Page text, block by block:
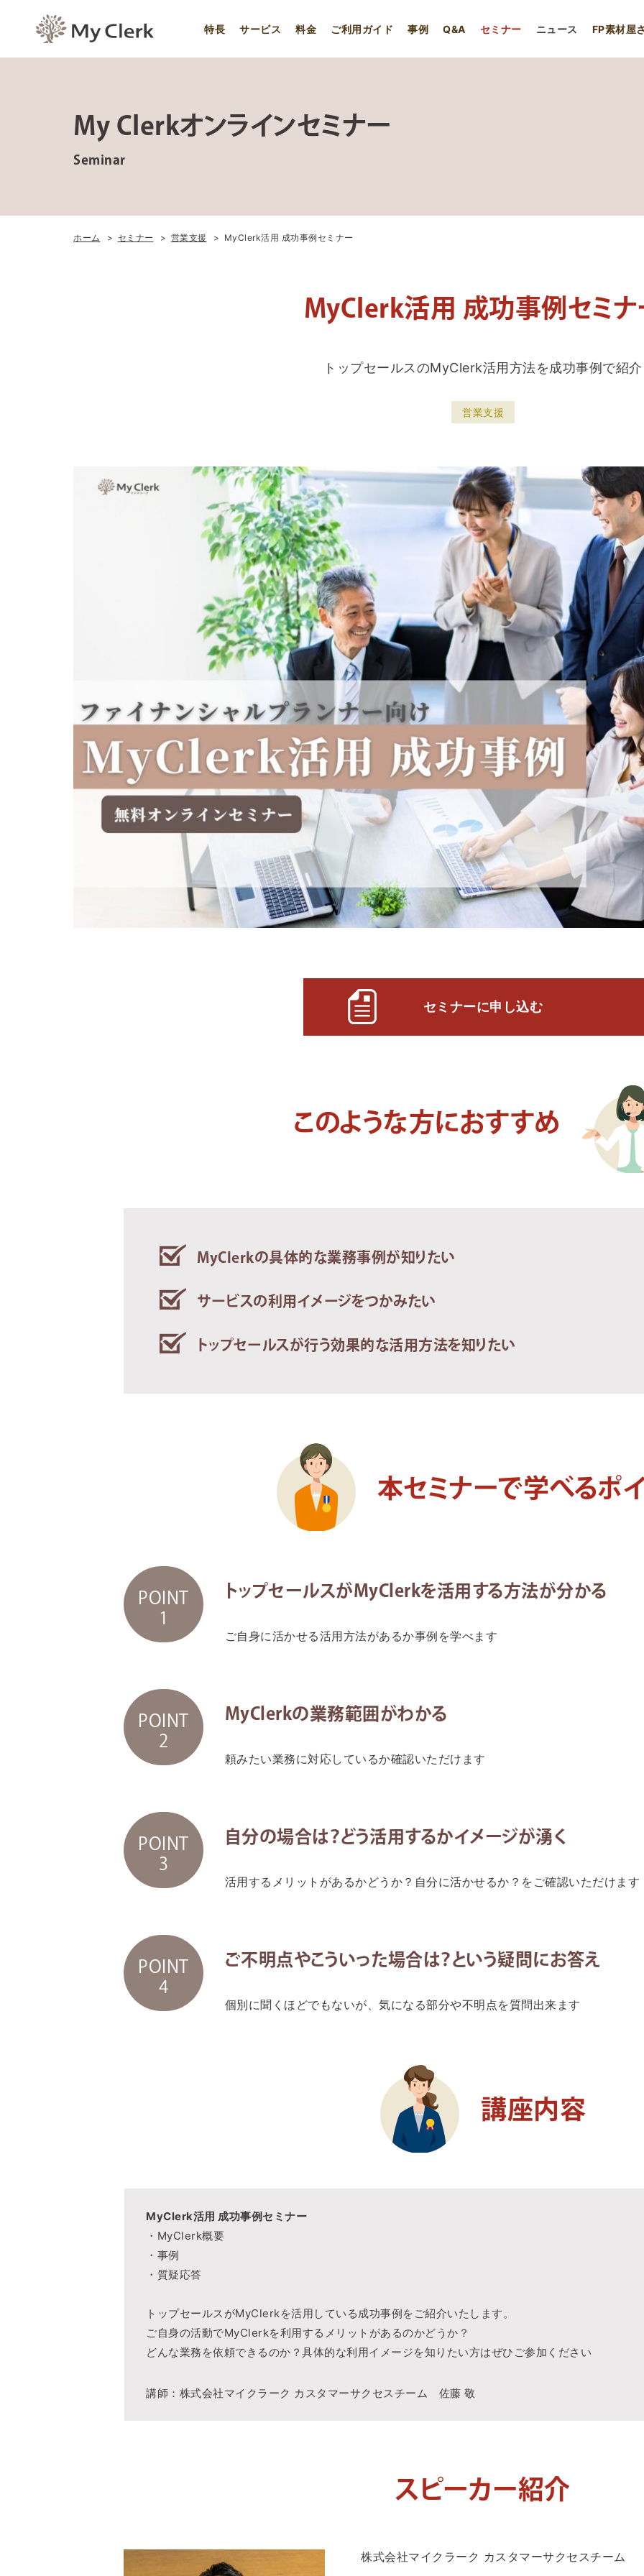
特長 サービス 料金 ご利用ガイド 事例 Q&A セミナー ニュース FP素材屋
My Clerkオンラインセミナー
Seminar
ホーム セミナー 営業支援 MyClerk活用 成功事例セミナー
MyClerk活用 成功事例セミナ
トップセールスのMyClerk活用方法を成功事例で紹介
営業支援
セミナーに申し込む
このような方におすすめ
MyClerkの具体的な業務事例が知りたい
サービスの利用イメージをつかみたい
トップセールスが行う効果的な活用方法を知りたい
本セミナーで学べるポ
POINT
1
トップセールスがMyClerkを活用する方法が分かる
ご自身に活かせる活用方法があるか事例を学べます
POINT
2
MyClerkの業務範囲がわかる
頼みたい業務に対応しているか確認いただけます
POINT
3
自分の場合は？どう活用するかイメージが湧く
活用するメリットがあるかどうか？自分に活かせるか？をご確認いただけます
POINT
4
ご不明点やこういった場合は？という疑問にお答え
個別に聞くほどでもないが、気になる部分や不明点を質問出来ます
講座内容
MyClerk活用 成功事例セミナー
・MyClerk概要
・事例
・質疑応答
トップセールスがMyClerkを活用している成功事例をご紹介いたします。
ご自身の活動でMyClerkを利用するメリットがあるのかどうか？
どんな業務を依頼できるのか？具体的な利用イメージを知りたい方はぜひご参加ください
講師：株式会社マイクラーク カスタマーサクセスチーム 佐藤 敬
スピーカー紹介
株式会社マイクラーク カスタマーサクセスチーム